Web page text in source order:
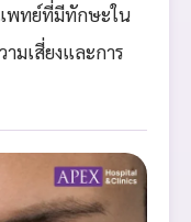
พทย์ที่มีทักษะใน
มเสี่ยงและการ